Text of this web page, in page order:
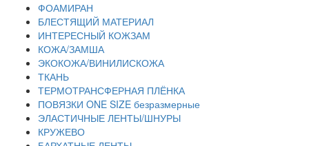
ФОАМИРАН
БЛЕСТЯЩИЙ МАТЕРИАЛ
ИНТЕРЕСНЫЙ КОЖЗАМ
КОЖА/ЗАМША
ЭКОКОЖА/ВИНИЛИСКОЖА
ТКАНЬ
ТЕРМОТРАНСФЕРНАЯ ПЛЁНКА
ПОВЯЗКИ ONE SIZE безразмерные
ЭЛАСТИЧНЫЕ ЛЕНТЫ/ШНУРЫ
КРУЖЕВО